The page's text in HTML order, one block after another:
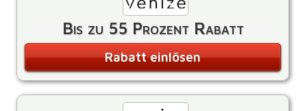
Bis zu 55 Prozent Rabatt
Rabatt einlösen